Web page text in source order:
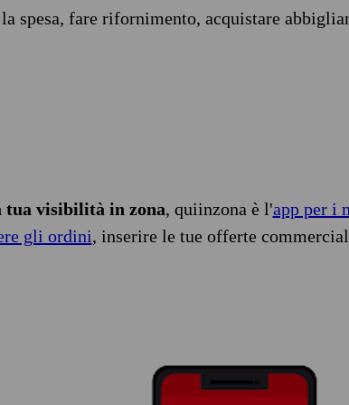
spesa, fare rifornimento, acquistare
tua visibilità in zona, quiinzona è l'app per i
gli ordini, inserire le tue offerte